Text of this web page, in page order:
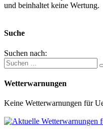
und beinhaltet keine Wertung.
Suche
Suchen nach:
Wetterwarnungen
Keine Wetterwarnungen für